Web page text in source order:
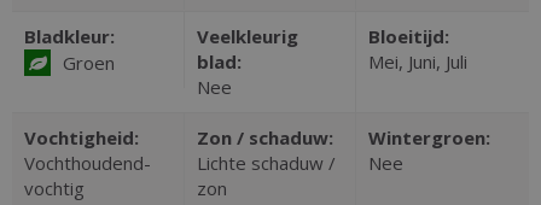
Bladkleur:
Groen
Veelkleurig
blad:
Nee
Bloeitijd:
Mei, Juni, Juli
Vochtigheid:
Vochthoudend-
vochtig
Zon / schaduw:
Lichte schaduw /
zon
Wintergroen:
Nee